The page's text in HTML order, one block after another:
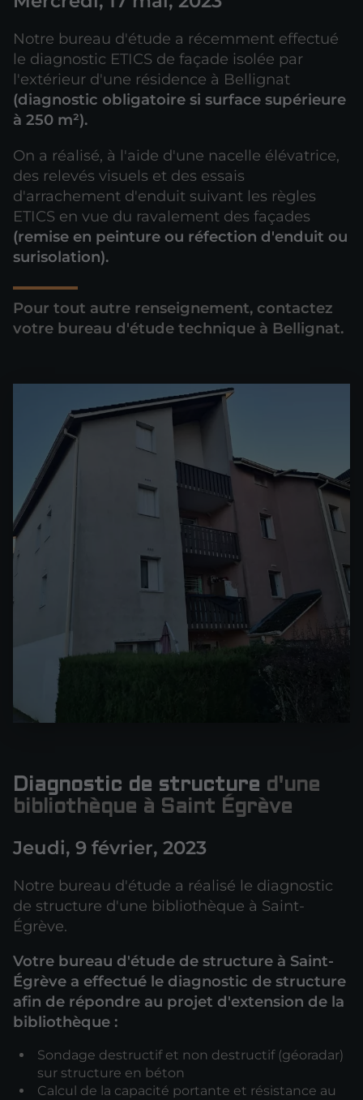
Notre bureau d'étude a récemment effectué
le diagnostic ETICS de façade isolée par
l'extérieur d'une résidence à Bellignat
(diagnostic obligatoire si surface supérieure
à 250 m²).
On a réalisé, à l'aide d'une nacelle élévatrice,
des relevés visuels et des essais
d'arrachement d'enduit suivant les règles
ETICS en vue du ravalement des façades
(remise en peinture ou réfection d'enduit ou
surisolation).
Pour tout autre renseignement, contactez
votre bureau d'étude technique à Bellignat.
Diagnostic de structure d'une
bibliothèque à Saint Égrève
Jeudi, 9 février, 2023
Notre bureau d'étude a réalisé le diagnostic
de structure d'une bibliothèque à Saint-
Égrève.
Votre bureau d'étude de structure à Saint-
Égrève a effectué le diagnostic de structure
afin de répondre au projet d'extension de la
bibliothèque :
Sondage destructif et non destructif (géoradar)
sur structure en béton
Calcul de la capacité portante et résistance au